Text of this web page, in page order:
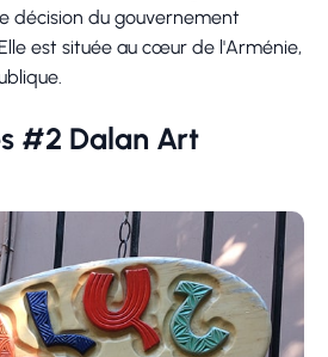
décision du gouvernement
est située au cœur de l'Arménie,
#2 Dalan Art